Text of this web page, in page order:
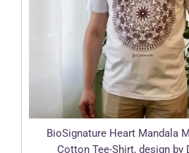
BioSignature Heart Mandala
Cotton Tee-Shirt, design by